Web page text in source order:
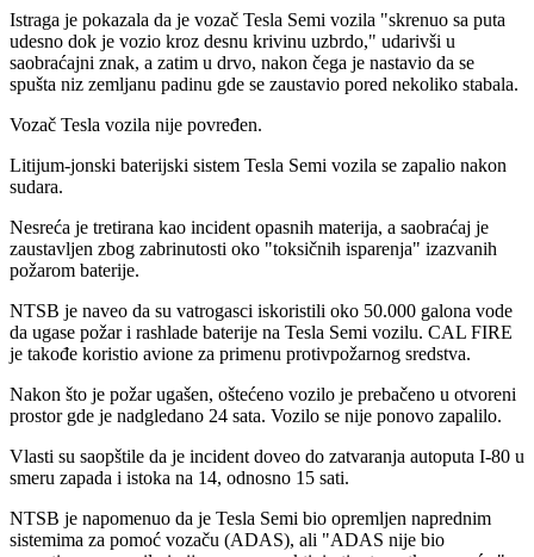
Istraga je pokazala da je vozač Tesla Semi vozila "skrenuo sa puta
udesno dok je vozio kroz desnu krivinu uzbrdo," udarivši u
saobraćajni znak, a zatim u drvo, nakon čega je nastavio da se
spušta niz zemljanu padinu gde se zaustavio pored nekoliko stabala.
Vozač Tesla vozila nije povređen.
Litijum-jonski baterijski sistem Tesla Semi vozila se zapalio nakon
sudara.
Nesreća je tretirana kao incident opasnih materija, a saobraćaj je
zaustavljen zbog zabrinutosti oko "toksičnih isparenja" izazvanih
požarom baterije.
NTSB je naveo da su vatrogasci iskoristili oko 50.000 galona vode
da ugase požar i rashlade baterije na Tesla Semi vozilu. CAL FIRE
je takođe koristio avione za primenu protivpožarnog sredstva.
Nakon što je požar ugašen, oštećeno vozilo je prebačeno u otvoreni
prostor gde je nadgledano 24 sata. Vozilo se nije ponovo zapalilo.
Vlasti su saopštile da je incident doveo do zatvaranja autoputa I-80 u
smeru zapada i istoka na 14, odnosno 15 sati.
NTSB je napomenuo da je Tesla Semi bio opremljen naprednim
sistemima za pomoć vozaču (ADAS), ali "ADAS nije bio